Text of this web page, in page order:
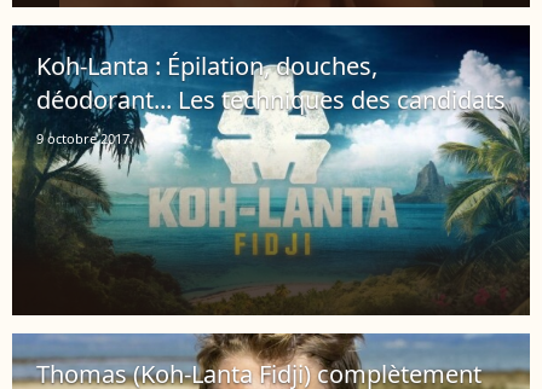
Koh-Lanta : Épilation, douches,
déodorant... Les techniques des candidats
9 octobre 2017
Thomas (Koh-Lanta Fidji) complètement